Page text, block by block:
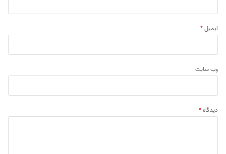
ایمیل*
وب‌ سایت
دیدگاه*